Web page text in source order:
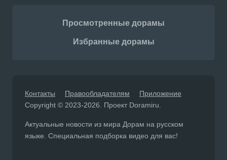
Просмотренные дорамы
Избранные дорамы
Контакты Правообладателям
Приложение
Copyright © 2023-2026. Проект Doramiru.
Актуальные новости из мира Дорам на русском
языке. Специальная подборка видео для вас!